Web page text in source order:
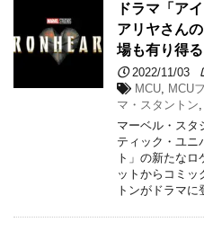
ドラマ「ア
アリヤさん
場も有り得る
2022/11/03
MCU
MCU
マ・スタントン
マーベル・スタ
ティック・ユニ
ト」の新たな
ットからコミッ
トンがドラマに